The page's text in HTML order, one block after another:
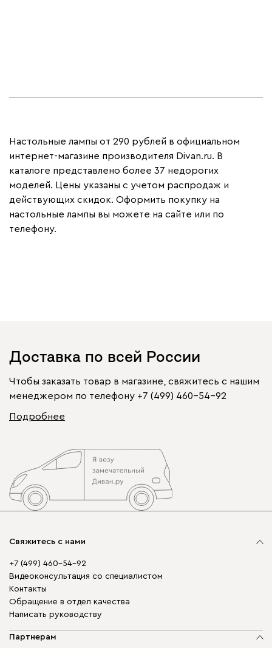
Настольные лампы от 290 рублей в официальном
интернет-магазине производителя Divan.ru. В
каталоге представлено более 37 недорогих
моделей. Цены указаны с учетом распродаж и
действующих скидок. Оформить покупку на
настольные лампы вы можете на сайте или по
телефону.
Доставка по всей России
Чтобы заказать товар в магазине, свяжитесь с нашим
менеджером по телефону +7 (499) 460-54-92
Подробнее
Свяжитесь с нами
+7 (499) 460-54-92
Видеоконсультация со специалистом
Контакты
Обращение в отдел качества
Написать руководству
Партнерам